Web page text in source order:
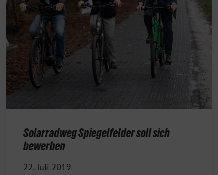
Solarradweg Spiegelfelder soll sich
bewerben
22. Juli 2019